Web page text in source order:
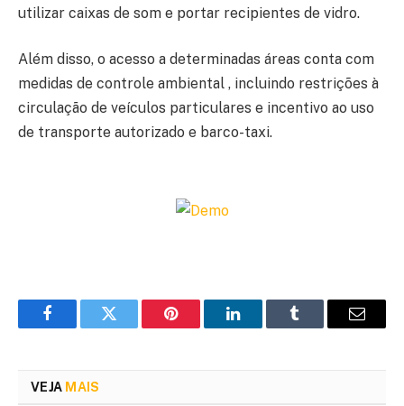
utilizar caixas de som e portar recipientes de vidro.
Além disso, o acesso a determinadas áreas conta com
medidas de controle ambiental , incluindo restrições à
circulação de veículos particulares e incentivo ao uso
de transporte autorizado e barco-taxi.
FacebookTwitter Pinterest LinkedInTumblr Email
VEJA MAIS